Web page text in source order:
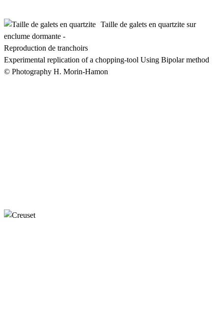
Taille de galets en quartzite sur
enclume dormante -
Reproduction de tranchoirs
Experimental replication of a chopping-tool Using Bipolar method
© Photography H. Morin-Hamon